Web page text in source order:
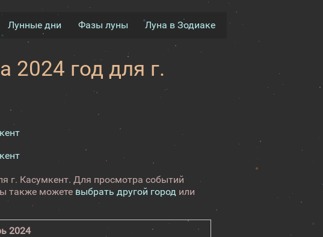
Лунные дни Фазы луны Луна в Зодиаке
2024 год для г.
г. Касумкент. Для просмотра событий
также можете выбрать другой город или
2024